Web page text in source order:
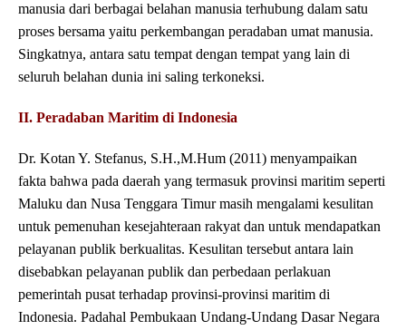
manusia dari berbagai belahan manusia terhubung dalam satu
proses bersama yaitu perkembangan peradaban umat manusia.
Singkatnya, antara satu tempat dengan tempat yang lain di
seluruh belahan dunia ini saling terkoneksi.
II. Peradaban Maritim di Indonesia
Dr. Kotan Y. Stefanus, S.H.,M.Hum (2011) menyampaikan
fakta bahwa pada daerah yang termasuk provinsi maritim seperti
Maluku dan Nusa Tenggara Timur masih mengalami kesulitan
untuk pemenuhan kesejahteraan rakyat dan untuk mendapatkan
pelayanan publik berkualitas. Kesulitan tersebut antara lain
disebabkan pelayanan publik dan perbedaan perlakuan
pemerintah pusat terhadap provinsi-provinsi maritim di
Indonesia. Padahal Pembukaan Undang-Undang Dasar Negara